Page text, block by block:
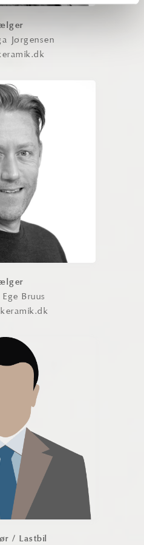
Jørgensen
Bruus
og indgående
hjælper han med at
og funktionelle
kundernes
særligt fokus på
går langt for at sikre
løsning.
Bruus
chauffør og det
møder ved levering
sørger for sikker
– og gør altid sit
bliver en god
/ Lastbil